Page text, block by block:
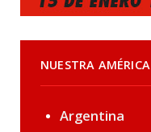
NUESTRA AMÉRICA
Argentina